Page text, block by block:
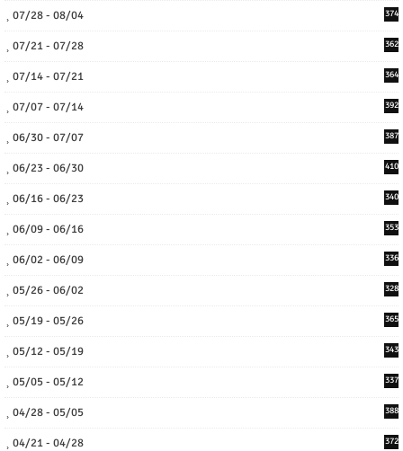
07/28 - 08/04 374
07/21 - 07/28 362
07/14 - 07/21 364
07/07 - 07/14 392
06/30 - 07/07 387
06/23 - 06/30 410
06/16 - 06/23 340
06/09 - 06/16 353
06/02 - 06/09 336
05/26 - 06/02 328
05/19 - 05/26 365
05/12 - 05/19 343
05/05 - 05/12 337
04/28 - 05/05 388
04/21 - 04/28 372